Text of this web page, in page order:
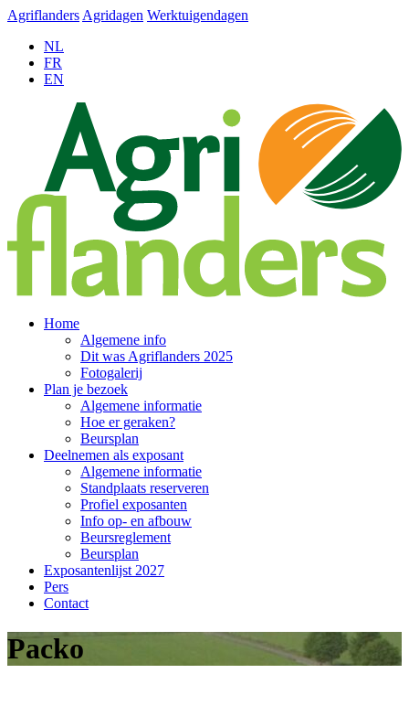
Agriflanders Agridagen Werktuigendagen
NL
FR
EN
Home
Algemene info
Dit was Agriflanders 2025
Fotogalerij
Plan je bezoek
Algemene informatie
Hoe er geraken?
Beursplan
Deelnemen als exposant
Algemene informatie
Standplaats reserveren
Profiel exposanten
Info op- en afbouw
Beursreglement
Beursplan
Exposantenlijst 2027
Pers
Contact
Packo